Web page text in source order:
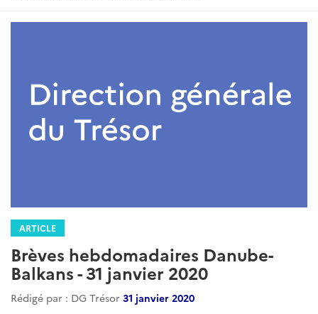
ARTICLE
Brèves hebdomadaires Danube-
Balkans - 31 janvier 2020
Rédigé par : DG Trésor 31 janvier 2020